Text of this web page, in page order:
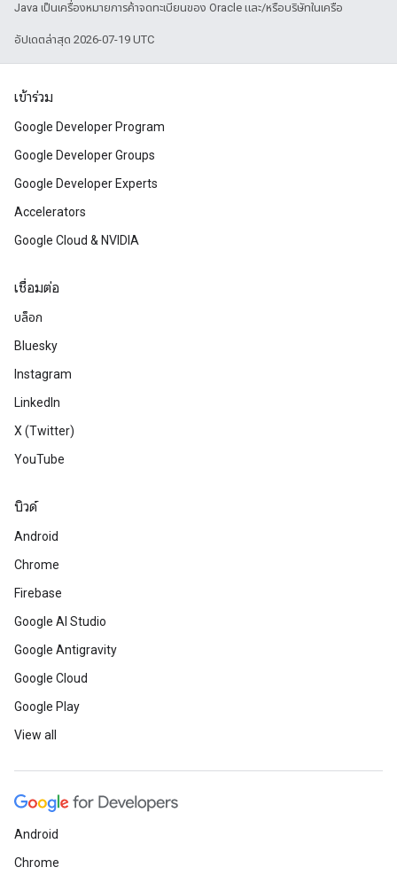
Java เป็นเครื่องหมายการค้าจดทะเบียนของ Oracle และ/หรือบริษัทในเครือ
อัปเดตล่าสุด 2026-07-19 UTC
เข้าร่วม
Google Developer Program
Google Developer Groups
Google Developer Experts
Accelerators
Google Cloud & NVIDIA
เชื่อมต่อ
บล็อก
Bluesky
Instagram
LinkedIn
X (Twitter)
YouTube
บิวด์
Android
Chrome
Firebase
Google AI Studio
Google Antigravity
Google Cloud
Google Play
View all
Android
Chrome